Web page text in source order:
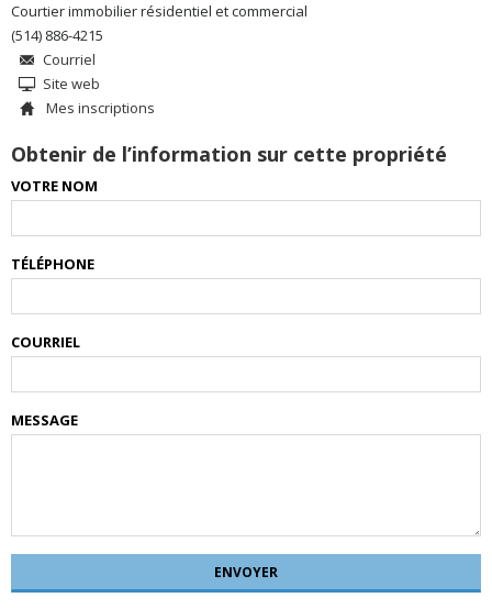
Courtier immobilier résidentiel et commercial
(514) 886-4215
Courriel
Site web
Mes inscriptions
Obtenir de l’information sur cette propriété
VOTRE NOM
TÉLÉPHONE
COURRIEL
MESSAGE
ENVOYER